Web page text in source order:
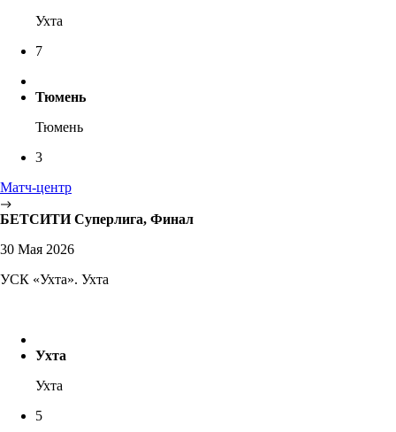
Ухта
7
Тюмень
Тюмень
3
Матч-центр
БЕТСИТИ Суперлига, Финал
30 Мая 2026
УСК «Ухта». Ухта
Ухта
Ухта
5